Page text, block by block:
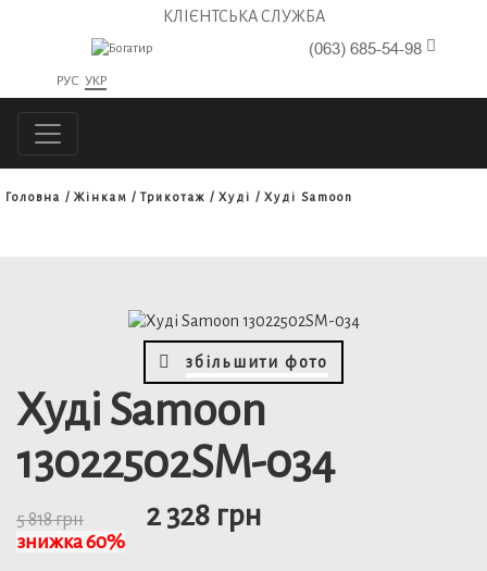
КЛІЄНТСЬКА СЛУЖБА
(063) 685-54-98
РУС УКР
Головна Жінкам Трикотаж Худі Худі Samoon
збільшити фото
Худі Samoon
13022502SM-034
5 818 грн
знижка 60%
2 328 грн